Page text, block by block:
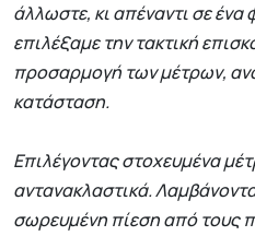
άλλωστε, κι απέναντι σε ένα
επιλέξαμε την τακτική
προσαρμογή των μέτρων,
κατάσταση.
Επιλέγοντας στοχευμένα
αντανακλαστικά.
σωρευμένη πίεση από τους